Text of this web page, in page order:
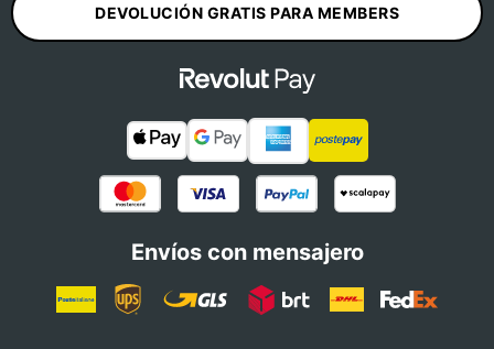
DEVOLUCIÓN GRATIS PARA MEMBERS
Envíos con mensajero